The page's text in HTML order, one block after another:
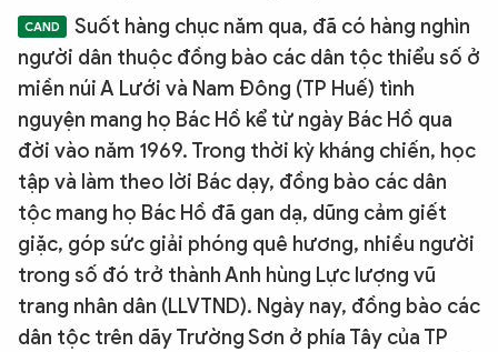
CÔNG AN TRONG LÒNG DÂN
XÃ HỘI
PHÁP LUẬT
CÔNG NGHỆ
QUỐC TẾ
Suốt hàng chục năm qua, đã có hàng nghìn
người dân thuộc đồng bào các dân tộc thiểu số ở
miền núi A Lưới và Nam Đông (TP Huế) tình
nguyện mang họ Bác Hồ kể từ ngày Bác Hồ qua
đời vào năm 1969. Trong thời kỳ kháng chiến, học
tập và làm theo lời Bác dạy, đồng bào các dân
tộc mang họ Bác Hồ đã gan dạ, dũng cảm giết
giặc, góp sức giải phóng quê hương, nhiều người
trong số đó trở thành Anh hùng Lực lượng vũ
trang nhân dân (LLVTND). Ngày nay, đồng bào các
dân tộc trên dãy Trường Sơn ở phía Tây của TP